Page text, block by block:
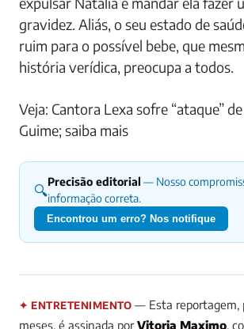
gravidez. Aliás, o seu estado de
ruim para o possível bebe, que
história verídica, preocupa a todos.
Veja: Cantora Lexa sofre “ataque”
Guime; saiba mais
🔍Precisão editorial — Nosso
informação correta.
Encontrou um erro? Nos notifique
✦ ENTRETENIMENTO — Esta reportagem,
meses, é assinada porVitoria Maximo,